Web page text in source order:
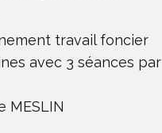
travail foncier
avec 3 séances par
MESLIN